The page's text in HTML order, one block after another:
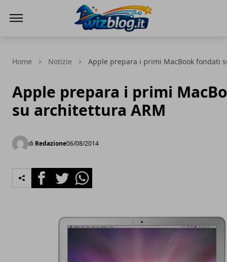
Home Notizie Apple prepara i primi MacBook fondati
Apple prepara i primi
su architettura ARM
di Redazione06/08/2014
FacebookTwitterWhatsapp